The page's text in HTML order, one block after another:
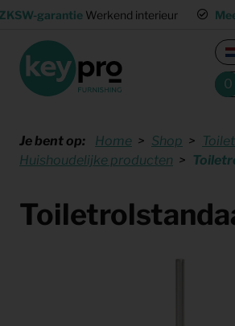
garantie Werkend interieur
Je bent op: Home Shop
Toilet
Huishoudelijke producten